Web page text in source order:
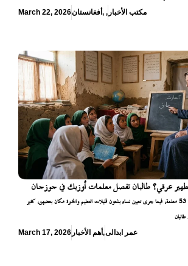
March 22, 2026أفغانستان, , مكتب الأخبار
تطهير عرقي؟ طالبان تفصل معلمات أوزبك في جوزجان
في جوزجان، تم فصل ما لا يقل عن 53 معلمة، فيما جرى تعيين نساء بشتون قليلات التعليم والخبرة مكان بعضهن، كثير
March 17, 2026 أهم الأخبار ,عمر ابدالی